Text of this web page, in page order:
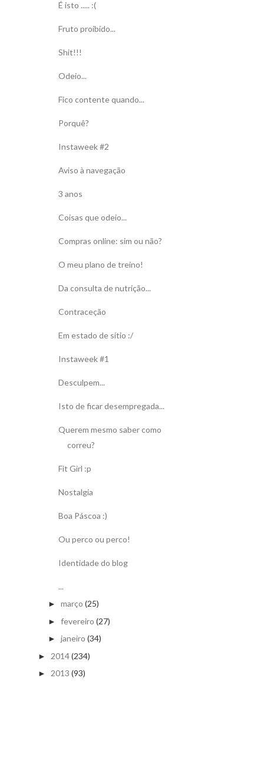
É isto ..... :(
Fruto proibido...
Shit!!!
Odeio...
Fico contente quando...
Porquê?
Instaweek #2
Aviso à navegação
3 anos
Coisas que odeio...
Compras online: sim ou não?
O meu plano de treino!
Da consulta de nutrição...
Contraceção
Em estado de sítio :/
Instaweek #1
Desculpem...
Isto de ficar desempregada...
Querem mesmo saber como
correu?
Fit Girl :p
Nostalgia
Boa Páscoa :)
Ou perco ou perco!
Identidade do blog
...
► março (25)
► fevereiro (27)
► janeiro (34)
► 2014(234)
► 2013 (93)